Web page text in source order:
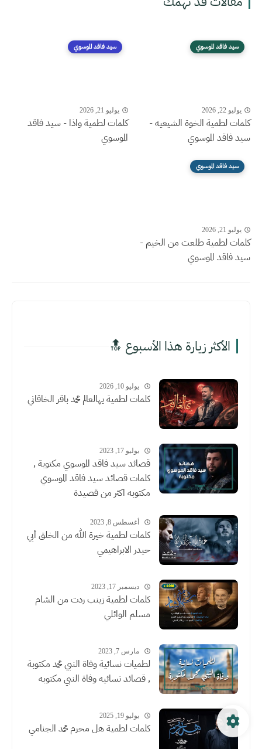
سيد فاقد الموسوي
يوليو 22, 2026
كلمات لطمية الخوة الشيعيه -
سيد فاقد الموسوي
سيد فاقد الموسوي
يوليو 21, 2026
كلمات لطمية واذا - سيد فاقد
الموسوي
سيد فاقد الموسوي
يوليو 21, 2026
كلمات لطمية طلعت من الخيم -
سيد فاقد الموسوي
الأكثر زيارة هذا الأسبوع 🔝
يوليو 10, 2026
كلمات لطمية يهالعالم محمد باقر الخاقاني
يوليو 17, 2023
قصائد سيد فاقد الموسوي مكتوبة ,
كلمات قصائد سيد فاقد الموسوي
مكتوبه اكثر من قصيدة
أغسطس 8, 2023
كلمات لطمية خيرة الله من الخلق أبي
حيدر الابراهيمي
ديسمبر 17, 2023
كلمات لطمية زينب ردت من الشام
مسلم الوائلي
مارس 7, 2023
لطميات نسائية وفاة النبي محمد مكتوبة
, قصائد نسائيه وفاة النبي مكتوبه
يوليو 19, 2025
كلمات لطمية هل محرم محمد الجنامي